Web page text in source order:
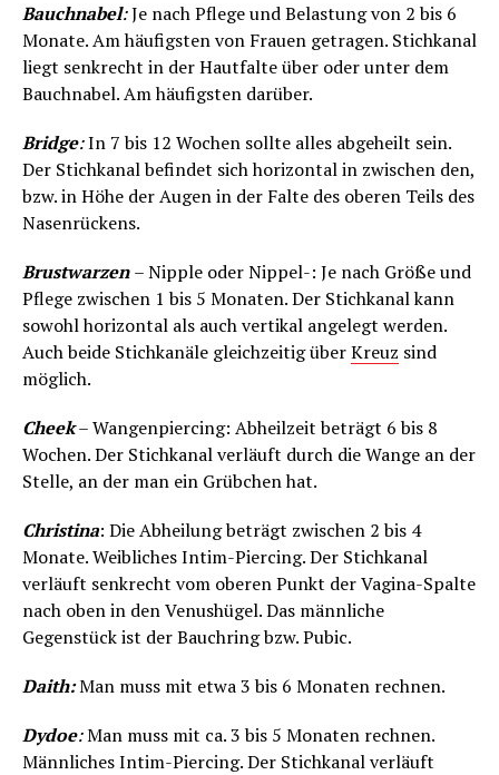
Bauchnabel:Je nach Pflege und Belastung von 2 bis 6
Monate. Am häufigsten von Frauen getragen. Stichkanal
liegt senkrecht in der Hautfalte über oder unter dem
Bauchnabel. Am häufigsten darüber.
Bridge:In 7 bis 12 Wochen sollte alles abgeheilt sein.
Der Stichkanal befindet sich horizontal in zwischen den,
bzw. in Höhe der Augen in der Falte des oberen Teils des
Nasenrückens.
Brustwarzen – Nipple oder Nippel-: Je nach Größe und
Pflege zwischen 1 bis 5 Monaten. Der Stichkanal kann
sowohl horizontal als auch vertikal angelegt werden.
Auch beide Stichkanäle gleichzeitig überKreuz sind
möglich.
Cheek– Wangenpiercing: Abheilzeit beträgt 6 bis 8
Wochen. Der Stichkanal verläuft durch die Wange an der
Stelle, an der man ein Grübchen hat.
Christina: Die Abheilung beträgt zwischen 2 bis 4
Monate. Weibliches Intim-Piercing. Der Stichkanal
verläuft senkrecht vom oberen Punkt der Vagina-Spalte
nach oben in den Venushügel. Das männliche
Gegenstück ist der Bauchring bzw. Pubic.
Daith:Man muss mit etwa 3 bis 6 Monaten rechnen.
Dydoe:Man muss mit ca. 3 bis 5 Monaten rechnen.
Männliches Intim-Piercing. Der Stichkanal verläuft